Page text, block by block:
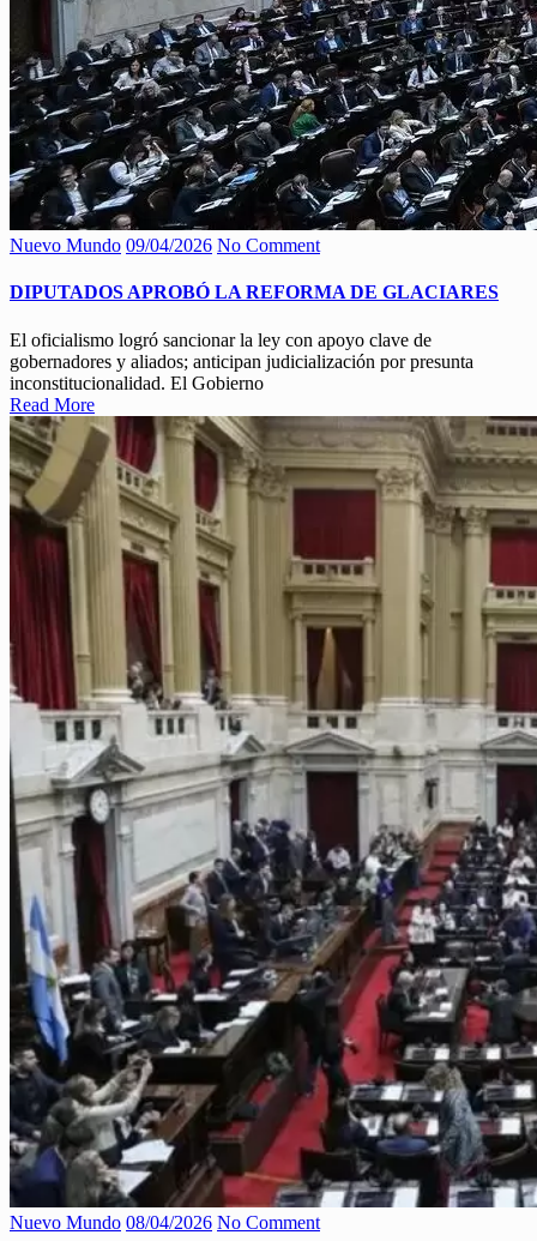
Nuevo Mundo 09/04/2026 No Comment
DIPUTADOS APROBÓ LA REFORMA DE GLACIARES
El oficialismo logró sancionar la ley con apoyo clave de
gobernadores y aliados; anticipan judicialización por presunta
inconstitucionalidad. El Gobierno
Read More
Nuevo Mundo 08/04/2026 No Comment